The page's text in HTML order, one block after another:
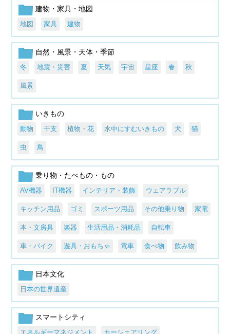
建物・家具・地図
地図 家具 建物
自然・風景・天体・季節
冬 地震・災害 夏 天気 宇宙 星座 春 秋
風景
いきもの
動物 干支 植物・花 水中にすむいきもの 犬 猫
虫 鳥
乗り物・たべもの・もの
AV機器 IT機器 インテリア・装飾 ウェアラブル
キッチン用品 ゴミ スポーツ用品 その他乗り物 家電
本・文房具 楽器 生活用品・消耗品 自転車
車・バイク 遊具・おもちゃ 電車 食べ物 飲み物
日本文化
日本の世界遺産
スマートシティ
エネルギーマネジメント カーシェアリング